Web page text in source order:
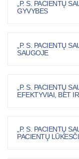
„P. S. PACIENTŲ
GYVYBES
„P. S. PACIENTŲ
SAUGOJE
„P. S. PACIENTŲ
EFEKTYVIAI, BET
„P. S. PACIENTŲ
PACIENTŲ